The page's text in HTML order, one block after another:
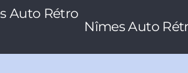
Nîmes Auto